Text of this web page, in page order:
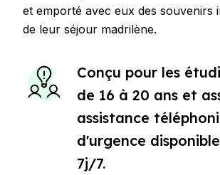
et emporté avec eux des souvenirs
de leur séjour madrilène.
Conçu pour les
de 16 à 20 ans et
assistance
d'urgence
7j/7.